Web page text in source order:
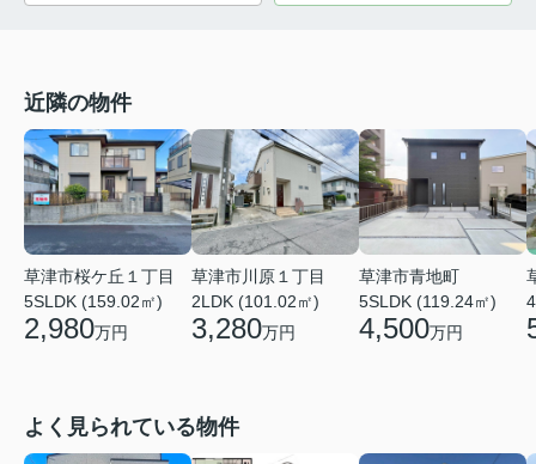
近隣の物件
草津市桜ケ丘１丁目
5SLDK (159.02㎡)
2,980万円
草津市川原１丁目
2LDK (101.02㎡)
3,280万円
草津市青地町
5SLDK (119.24㎡)
4,500万円
よく見られている物件